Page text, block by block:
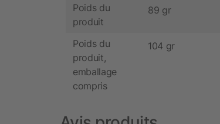
Poids du
produit
89 gr
Poids du
produit,
emballage
compris
104 gr